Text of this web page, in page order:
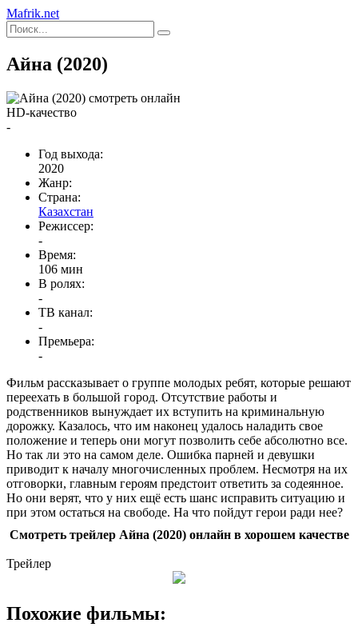
Mafrik.net
Айна (2020)
HD-качество
-
Год выхода:
2020
Жанр:
Страна:
Казахстан
Режиссер:
-
Время:
106 мин
В ролях:
-
ТВ канал:
-
Премьера:
-
Фильм рассказывает о группе молодых ребят, которые решают
переехать в большой город. Отсутствие работы и
родственников вынуждает их вступить на криминальную
дорожку. Казалось, что им наконец удалось наладить свое
положение и теперь они могут позволить себе абсолютно все.
Но так ли это на самом деле. Ошибка парней и девушки
приводит к началу многочисленных проблем. Несмотря на их
отговорки, главным героям предстоит ответить за содеянное.
Но они верят, что у них ещё есть шанс исправить ситуацию и
при этом остаться на свободе. На что пойдут герои ради нее?
Смотреть трейлер Айна (2020) онлайн в хорошем качестве
Трейлер
Похожие фильмы: